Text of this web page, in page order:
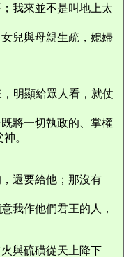
我來並不是叫地上太
兒與母親生疏，媳婦
明顯給眾人看，就仗
將一切執政的、掌權
。
還要給他；那沒有
我作他們君王的人，
與硫磺從天上降下